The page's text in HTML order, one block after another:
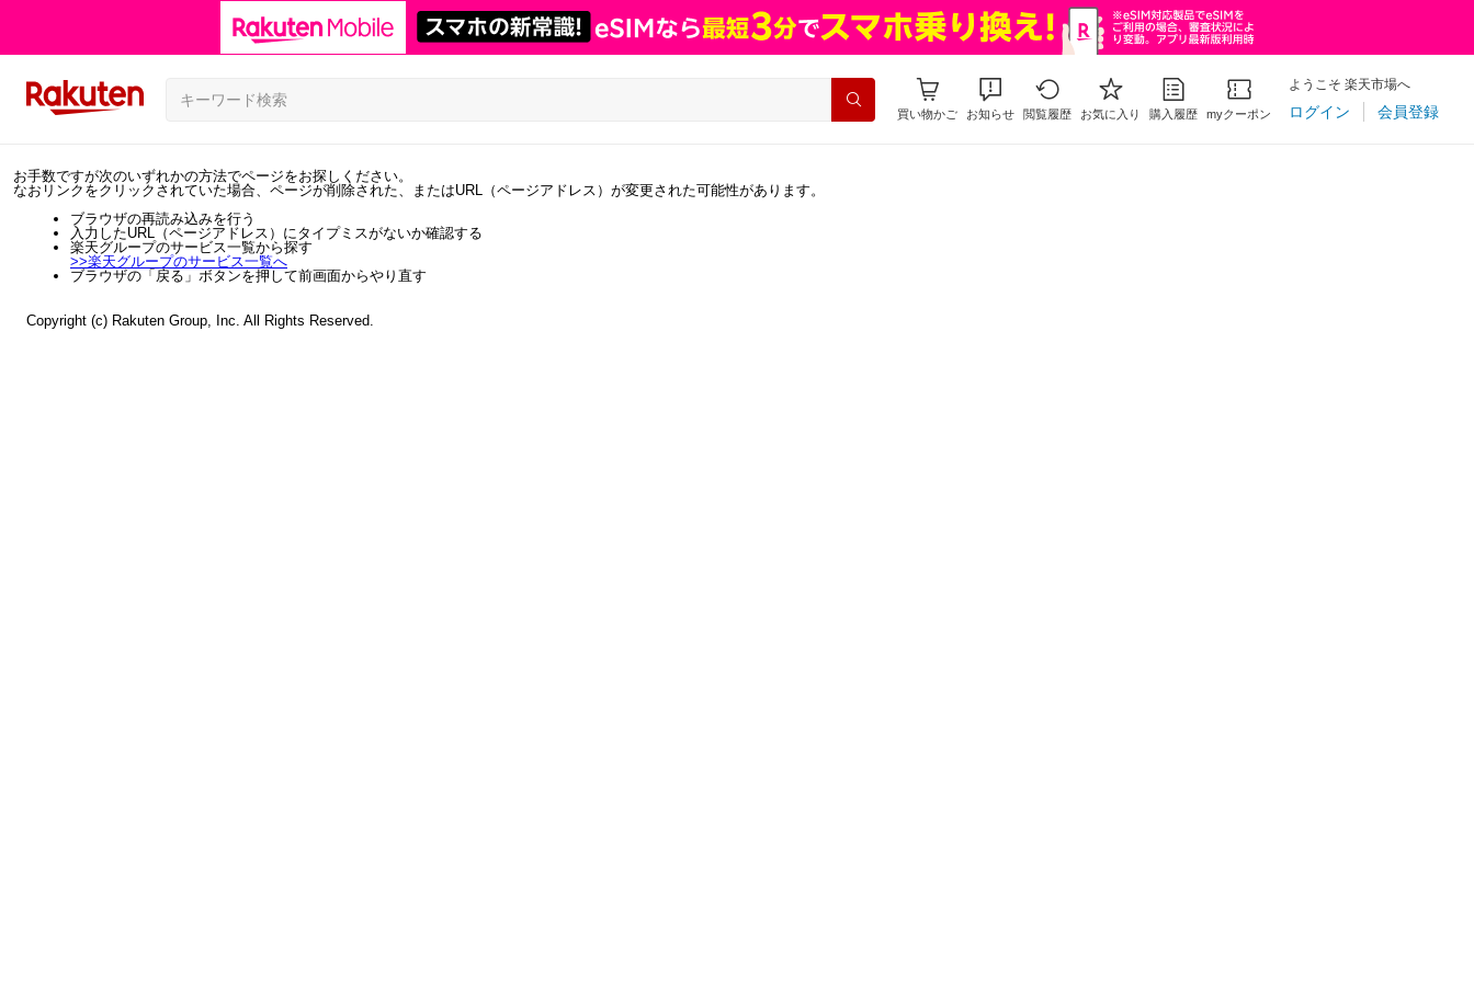
買い物かご お知らせ 閲覧履歴 お気に入り 購入履歴 myクーポン
ようこそ 楽天市場へ
ログイン 会員登録
お手数ですが次のいずれかの方法でページをお探しください。
なおリンクをクリックされていた場合、ページが削除された、またはURL（ページアドレス）が変更された可能性があります。
ブラウザの再読み込みを行う
入力したURL（ページアドレス）にタイプミスがないか確認する
楽天グループのサービス一覧から探す
>>楽天グループのサービス一覧へ
ブラウザの「戻る」ボタンを押して前画面からやり直す
Copyright (c) Rakuten Group, Inc. All Rights Reserved.